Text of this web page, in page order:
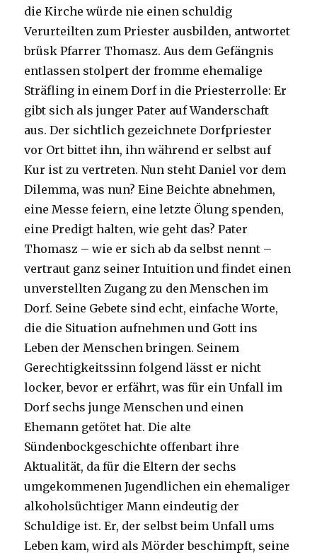
die Kirche würde nie einen schuldig
Verurteilten zum Priester ausbilden, antwortet
brüsk Pfarrer Thomasz. Aus dem Gefängnis
entlassen stolpert der fromme ehemalige
Sträfling in einem Dorf in die Priesterrolle: Er
gibt sich als junger Pater auf Wanderschaft
aus. Der sichtlich gezeichnete Dorfpriester
vor Ort bittet ihn, ihn während er selbst auf
Kur ist zu vertreten. Nun steht Daniel vor dem
Dilemma, was nun? Eine Beichte abnehmen,
eine Messe feiern, eine letzte Ölung spenden,
eine Predigt halten, wie geht das? Pater
Thomasz – wie er sich ab da selbst nennt –
vertraut ganz seiner Intuition und findet einen
unverstellten Zugang zu den Menschen im
Dorf. Seine Gebete sind echt, einfache Worte,
die die Situation aufnehmen und Gott ins
Leben der Menschen bringen. Seinem
Gerechtigkeitssinn folgend lässt er nicht
locker, bevor er erfährt, was für ein Unfall im
Dorf sechs junge Menschen und einen
Ehemann getötet hat. Die alte
Sündenbockgeschichte offenbart ihre
Aktualität, da für die Eltern der sechs
umgekommenen Jugendlichen ein ehemaliger
alkoholsüchtiger Mann eindeutig der
Schuldige ist. Er, der selbst beim Unfall ums
Leben kam, wird als Mörder beschimpft, seine